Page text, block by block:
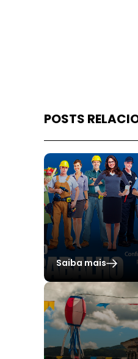
POSTS
Saiba mais